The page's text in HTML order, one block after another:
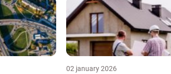
02 january 2026